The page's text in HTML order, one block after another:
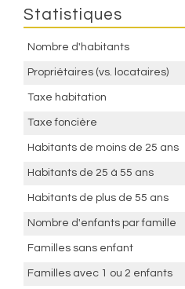
Statistiques
Nombre d'habitants
Propriétaires (vs. locataires)
Taxe habitation
Taxe foncière
Habitants de moins de 25 ans
Habitants de 25 à 55 ans
Habitants de plus de 55 ans
Nombre d'enfants par famille
Familles sans enfant
Familles avec 1 ou 2 enfants